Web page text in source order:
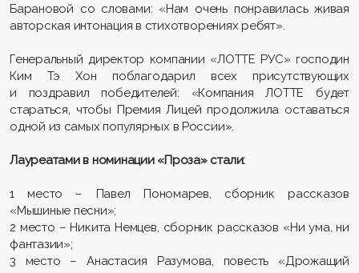
Барановой со словами: «Нам очень понравилась живая
авторская интонация в стихотворениях ребят».
Генеральный директор компании «ЛОТТЕ РУС» господин
Ким Тэ Хон поблагодарил всех присутствующих
и поздравил победителей: «Компания ЛОТТЕ будет
стараться, чтобы Премия Лицей продолжила оставаться
одной из самых популярных в России».
Лауреатами в номинации «Проза» стали:
1 место – Павел Пономарев, сборник рассказов
«Мышиные песни»;
2 место – Никита Немцев, сборник рассказов «Ни ума, ни
фантазии»;
3 место – Анастасия Разумова, повесть «Дрожащий